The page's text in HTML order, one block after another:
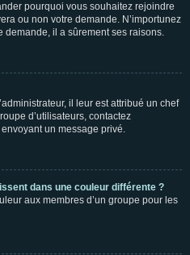
pourquoi vous souhaitez rejoindre
ou non votre demande. N’importunez
demande, il a sûrement ses raisons.
il leur est attribué un chef
d’utilisateurs, contactez
un message privé.
dans une couleur différente ?
aux membres d’un groupe pour les